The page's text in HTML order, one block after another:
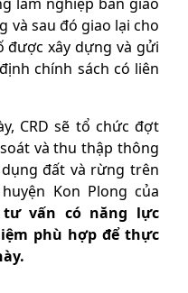
lâm nghiệp bàn giao
và sau đó giao lại cho
được xây dựng và gửi
chính sách có liên
CRD sẽ tổ chức đợt
và thu thập thông
đất và rừng trên
Kon Plong của
tư vấn có năng lực
phù hợp để thực